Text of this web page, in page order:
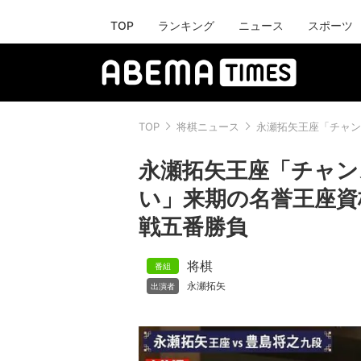
TOP ランキング ニュース スポーツ
TOP 将棋ニュース 永瀬拓矢王座「チャ
永瀬拓矢王座「チャ
い」来期の名誉王座
戦五番勝負
将棋
永瀬拓矢